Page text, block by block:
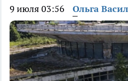
9 июля 03:56 Ольга